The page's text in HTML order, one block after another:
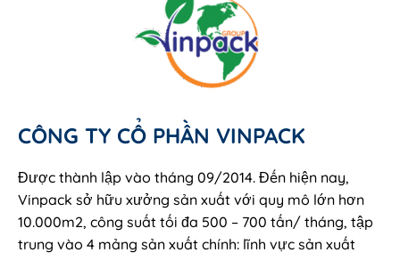
CÔNG TY CỔ PHẦN VINPACK
Được thành lập vào tháng 09/2014. Đến hiện nay,
Vinpack sở hữu xưởng sản xuất với quy mô lớn hơn
10.000m2, công suất tối đa 500 – 700 tấn/ tháng, tập
trung vào 4 mảng sản xuất chính: lĩnh vực sản xuất